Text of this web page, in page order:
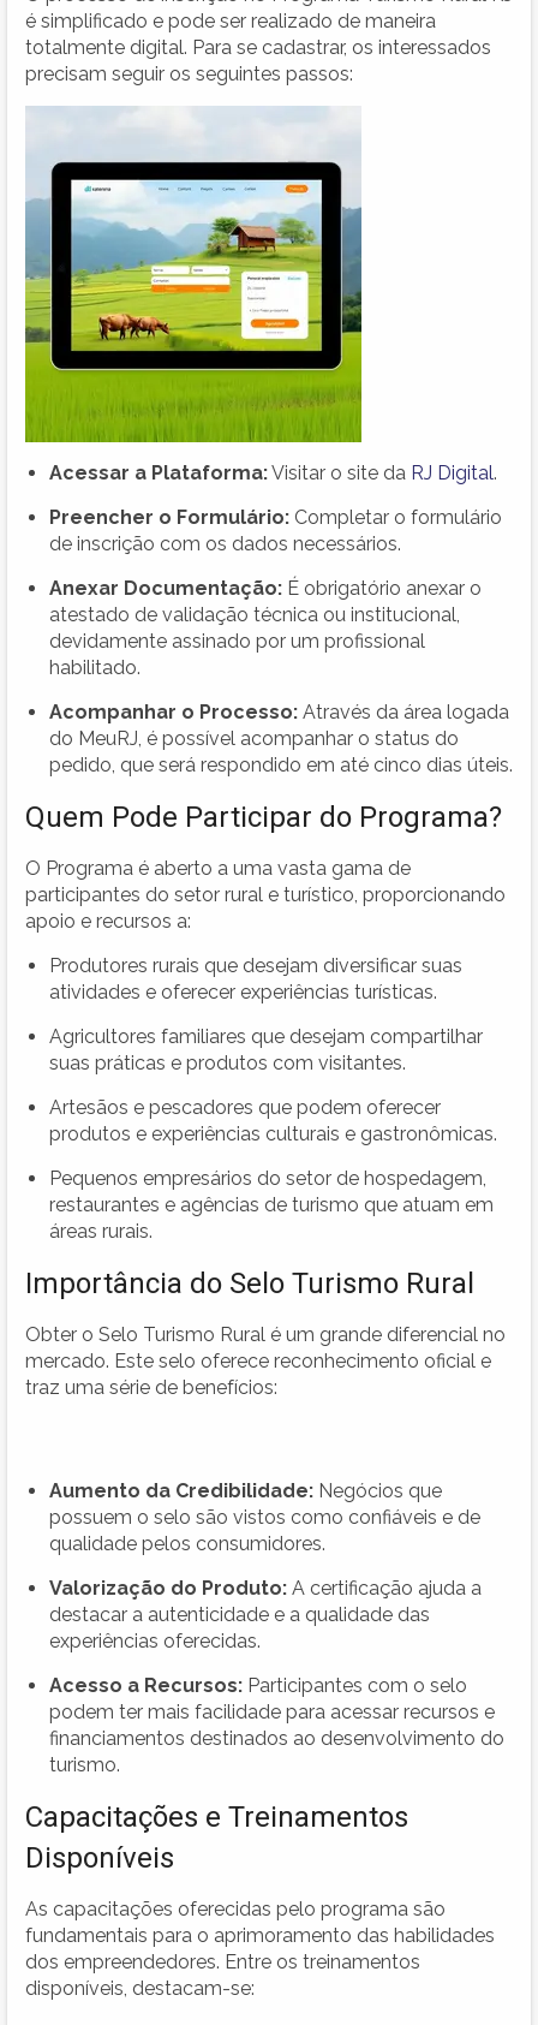
é simplificado e pode ser realizado de maneira
totalmente digital. Para se cadastrar, os interessados
precisam seguir os seguintes passos:
Acessar a Plataforma:Visitar o site da RJ Digital.
Preencher o Formulário: Completar o formulário
de inscrição com os dados necessários.
Anexar Documentação: É obrigatório anexar o
atestado de validação técnica ou institucional,
devidamente assinado por um profissional
habilitado.
Acompanhar o Processo: Através da área logada
do MeuRJ, é possível acompanhar o status do
pedido, que será respondido em até cinco dias úteis.
Quem Pode Participar do Programa?
O Programa é aberto a uma vasta gama de
participantes do setor rural e turístico, proporcionando
apoio e recursos a:
Produtores rurais que desejam diversificar suas
atividades e oferecer experiências turísticas.
Agricultores familiares que desejam compartilhar
suas práticas e produtos com visitantes.
Artesãos e pescadores que podem oferecer
produtos e experiências culturais e gastronômicas.
Pequenos empresários do setor de hospedagem,
restaurantes e agências de turismo que atuam em
áreas rurais.
Importância do Selo Turismo Rural
Obter o Selo Turismo Rural é um grande diferencial no
mercado. Este selo oferece reconhecimento oficial e
traz uma série de benefícios:
Aumento da Credibilidade: Negócios que
possuem o selo são vistos como confiáveis e de
qualidade pelos consumidores.
Valorização do Produto: A certificação ajuda a
destacar a autenticidade e a qualidade das
experiências oferecidas.
Acesso a Recursos: Participantes com o selo
podem ter mais facilidade para acessar recursos e
financiamentos destinados ao desenvolvimento do
turismo.
Capacitações e Treinamentos
Disponíveis
As capacitações oferecidas pelo programa são
fundamentais para o aprimoramento das habilidades
dos empreendedores. Entre os treinamentos
disponíveis, destacam-se: